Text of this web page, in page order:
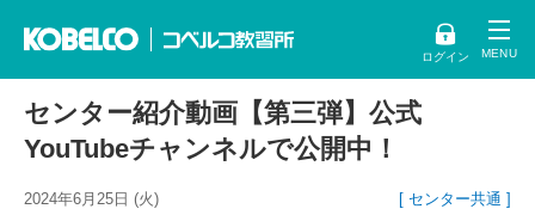
ログイン
センター紹介動画【第三弾】公式
YouTubeチャンネルで公開中！
2024年6月25日 (火) [ センター共通 ]